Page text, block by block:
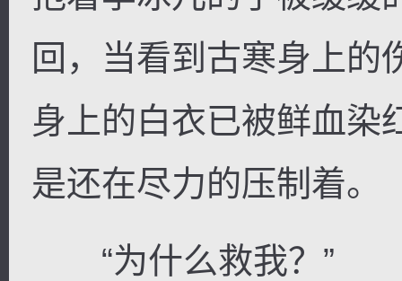
回，当看到古寒身上的
身上的白衣已被鲜血染
是还在尽力的压制着。
“为什么救我？”